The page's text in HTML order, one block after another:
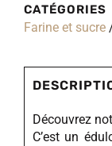
CATÉGORIES
Farine et sucre
Découvrez
C’est un